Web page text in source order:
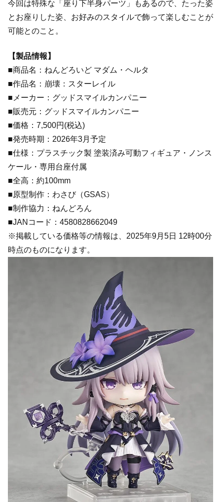
今回は特殊な「座り下半身パーツ」もあるので、たった姿
とお座りした姿、お好みのスタイルで飾って楽しむことが
可能とのこと。
【製品情報】
■商品名：ねんどろいど マダム・ヘルタ
■作品名：崩壊：スターレイル
■メーカー：グッドスマイルカンパニー
■販売元：グッドスマイルカンパニー
■価格：7,500円(税込)
■発売時期：2026年3月予定
■仕様：プラスチック製 塗装済み可動フィギュア・ノンス
ケール・専用台座付属
■全高：約100mm
■原型制作：わさび（GSAS）
■制作協力：ねんどろん
■JANコード：4580828662049
※掲載している価格等の情報は、2025年9月5日 12時00分
時点のものになります。